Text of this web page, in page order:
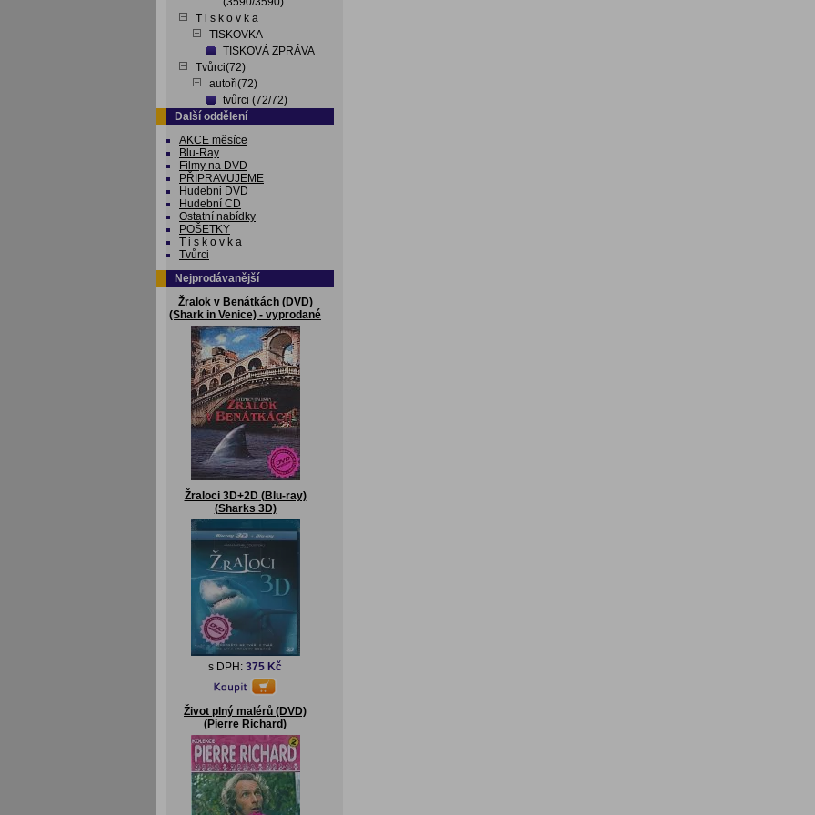
T i s k o v k a
TISKOVKA
TISKOVÁ ZPRÁVA
Tvůrci(72)
autoři(72)
tvůrci (72/72)
Další oddělení
AKCE měsíce
Blu-Ray
Filmy na DVD
PŘIPRAVUJEME
Hudebni DVD
Hudební CD
Ostatní nabídky
POŠETKY
T i s k o v k a
Tvůrci
Nejprodávanější
Žralok v Benátkách (DVD)
(Shark in Venice) - vyprodané
Žraloci 3D+2D (Blu-ray)
(Sharks 3D)
s DPH: 375 Kč
Život plný malérů (DVD)
(Pierre Richard)